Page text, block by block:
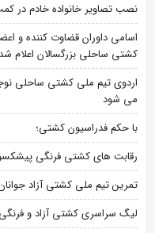
نصب تصاویر خانواده خادم در
اسامی داوران قضاوت کننده و
کشتی ساحلی بزرگسالان اعلام شد
می شود
با حکم فدراسیون کشتی؛
رقابت های کشتی فرنگی
تمرین تیم ملی کشتی آزاد
لیگ سراسری کشتی آزاد و